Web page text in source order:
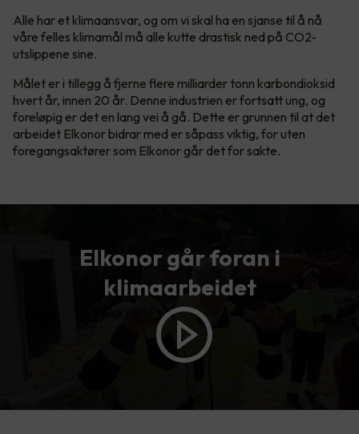
Alle har et klimaansvar, og om vi skal ha en sjanse til å nå
våre felles klimamål må alle kutte drastisk ned på CO2-
utslippene sine.
Målet er i tillegg å fjerne flere milliarder tonn karbondioksid
hvert år, innen 20 år. Denne industrien er fortsatt ung, og
foreløpig er det en lang vei å gå. Dette er grunnen til at det
arbeidet Elkonor bidrar med er såpass viktig, for uten
foregangsaktører som Elkonor går det for sakte.
Elkonor går foran i
klimaarbeidet